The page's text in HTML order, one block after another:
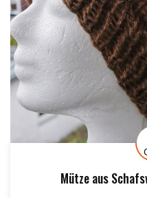
Mütze aus